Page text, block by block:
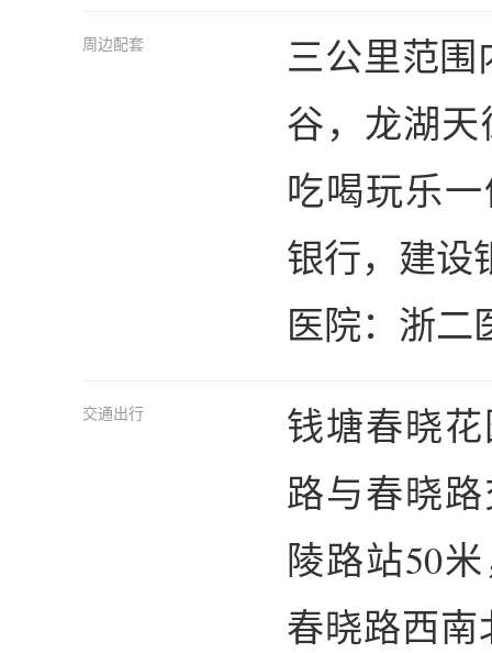
周边配套
三公里范
谷，龙湖
吃喝玩乐
银行，建设
医院：浙二
交通出行
钱塘春晓
路与春晓
陵路站50
春晓路西南